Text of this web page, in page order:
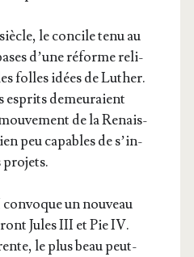
le concile tenu au
d’une réforme reli­
folles idées de Luther.
esprits demeu­raient
de la Renais­
peu capables de s’in­
projets.
un nou­veau
Jules III et Pie IV.
le plus beau peut-